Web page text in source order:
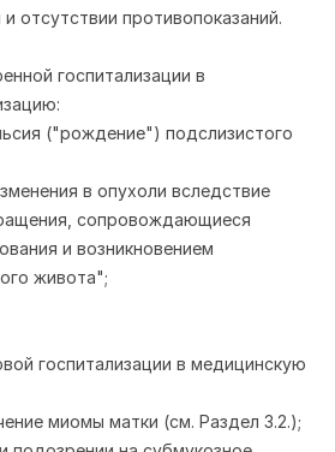
отсутствии противопоказаний.
госпитализации в
("рождение") подслизистого
в опухоли вследствие
сопровождающиеся
и возникновением
живота";
госпитализации в медицинскую
миомы матки (см. Раздел 3.2.);